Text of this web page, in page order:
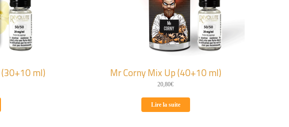
ml) Mr Corny Mix Up (40+10 ml)
20,80€
Lire la suite